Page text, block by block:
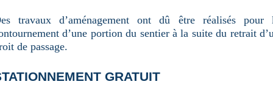
travaux d’aménagement ont dû être réalisés pour
d’une portion du sentier à la suite du retrait
de passage.
GRATUIT